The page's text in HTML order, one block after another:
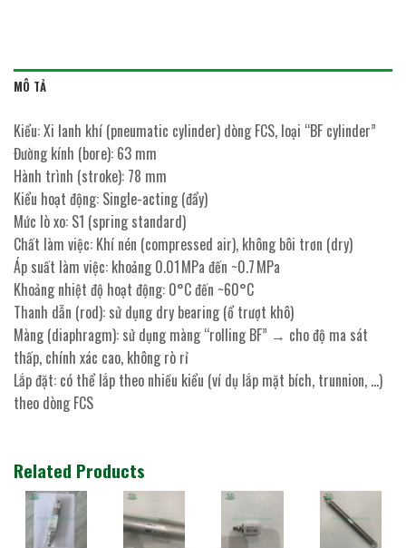
MÔ TẢ
Kiểu: Xi lanh khí (pneumatic cylinder) dòng FCS, loại “BF cylinder”
Đường kính (bore): 63 mm
Hành trình (stroke): 78 mm
Kiểu hoạt động: Single-acting (đẩy)
Mức lò xo: S1 (spring standard)
Chất làm việc: Khí nén (compressed air), không bôi trơn (dry)
Áp suất làm việc: khoảng 0.01 MPa đến ~0.7 MPa
Khoảng nhiệt độ hoạt động: 0°C đến ~60°C
Thanh dẫn (rod): sử dụng dry bearing (ổ trượt khô)
Màng (diaphragm): sử dụng màng “rolling BF” → cho độ ma sát
thấp, chính xác cao, không rò rỉ
Lắp đặt: có thể lắp theo nhiều kiểu (ví dụ lắp mặt bích, trunnion, …)
theo dòng FCS
Related Products